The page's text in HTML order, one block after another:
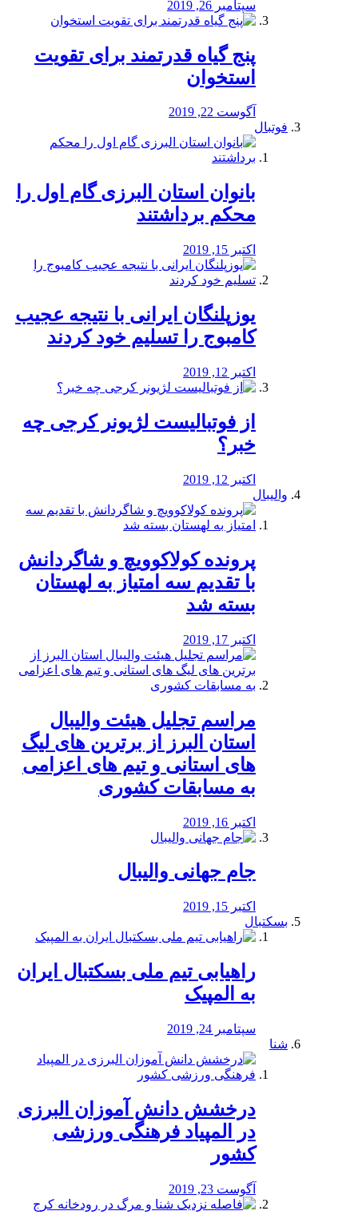
سپتامبر 26, 2019
پنج گیاه قدرتمند برای تقویت
استخوان
آگوست 22, 2019
فوتبال
بانوان استان البرزی گام اول را
محكم برداشتند
اکتبر 15, 2019
یوزپلنگان ایرانی با نتیجه عجیب
کامبوج را تسلیم خود کردند
اکتبر 12, 2019
از فوتبالیست لژیونر کرجی چه
خبر؟
اکتبر 12, 2019
والیبال
پرونده کولاکوویچ و شاگردانش
با تقدیم سه امتیاز به لهستان
بسته شد
اکتبر 17, 2019
مراسم تجلیل هیئت والیبال
استان البرز از برترین های لیگ
های استانی و تیم های اعزامی
به مسابقات کشوری
اکتبر 16, 2019
جام جهانی والیبال
اکتبر 15, 2019
بسکتبال
راهیابی تیم ملی بسکتبال ایران
به المپیک
سپتامبر 24, 2019
شنا
درخشش دانش آموزان البرزی
در المپیاد فرهنگی ورزشی
کشور
آگوست 23, 2019